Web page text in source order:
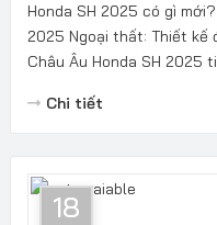
Honda SH 2025 có gì
2025 Ngoại thất: Thiết kế
Châu Âu Honda SH 2025
Chi tiết
18